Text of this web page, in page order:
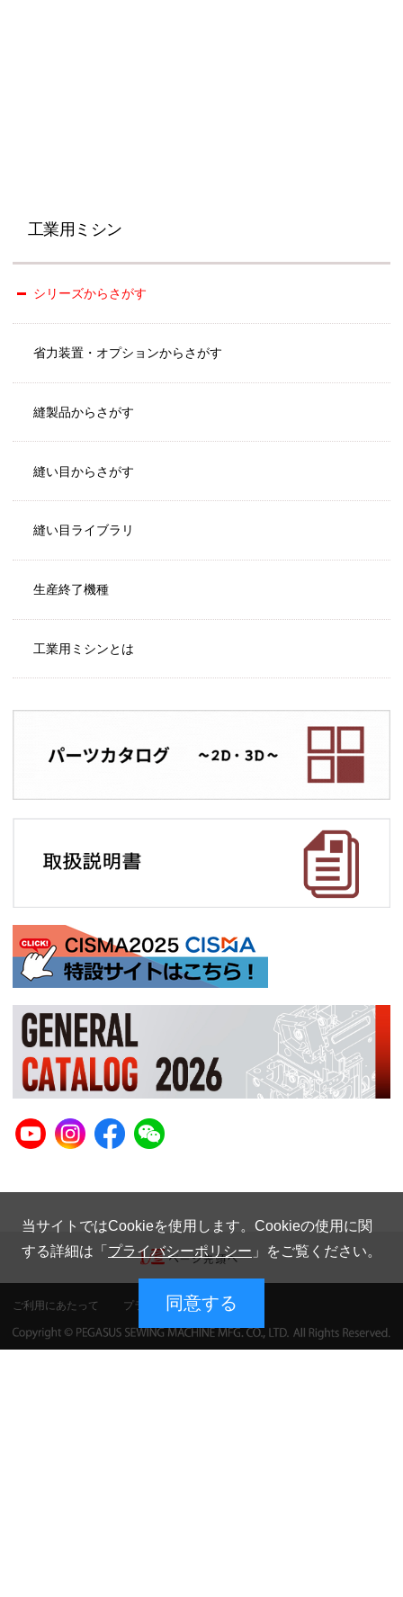
工業用ミシン
シリーズからさがす
省力装置・オプションからさがす
縫製品からさがす
縫い目からさがす
縫い目ライブラリ
生産終了機種
工業用ミシンとは
ご利用にあたって プライバシーポリシー
当サイトではCookieを使用します。Cookieの使用に関
する詳細は「 プライバシーポリシー 」をご覧ください。
同意する